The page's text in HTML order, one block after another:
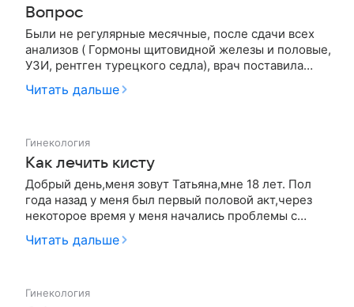
Вопрос
Были не регулярные месячные, после сдачи всех
анализов ( Гормоны щитовидной железы и половые,
УЗИ, рентген турецкого седла), врач поставила
поликистоз и назначила Мидиану. Пропив 6
месяцев, пришла на прием, подтвердили диагноз
Читать дальше
Гинекология
Как лечить кисту
Добрый день,меня зовут Татьяна,мне 18 лет. Пол
года назад у меня был первый половой акт,через
некоторое время у меня начались проблемы с
циклом,были задержки,коричневые или кровавые
выделения до и после менструации и жутко болел
Читать дальше
Гинекология